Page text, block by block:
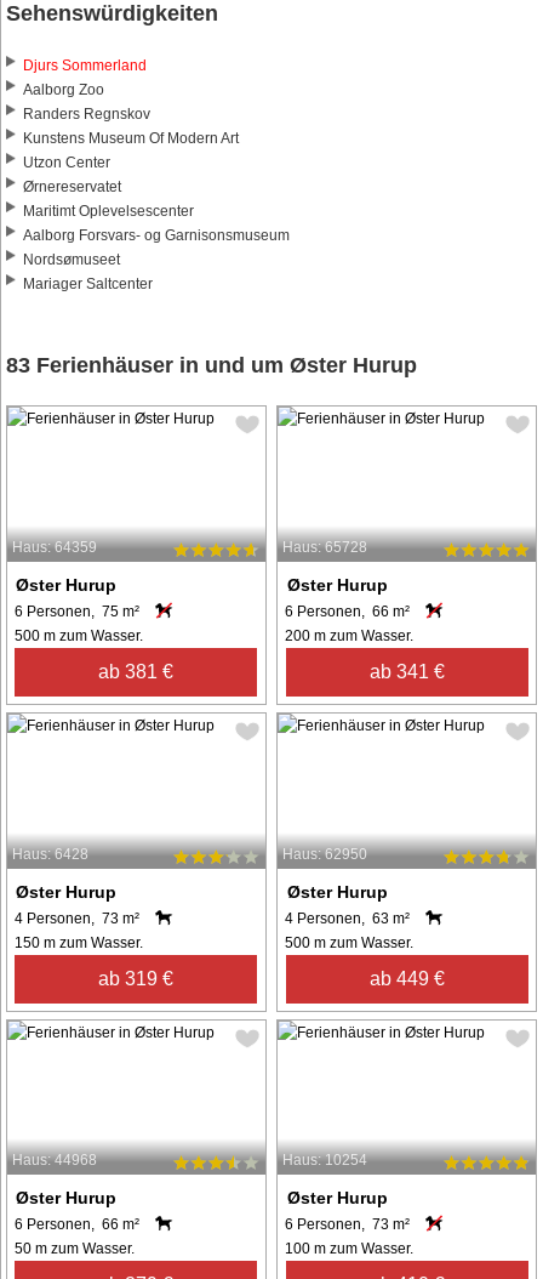
Sehenswürdigkeiten
Djurs Sommerland
Aalborg Zoo
Randers Regnskov
Kunstens Museum Of Modern Art
Utzon Center
Ørnereservatet
Maritimt Oplevelsescenter
Aalborg Forsvars- og Garnisonsmuseum
Nordsømuseet
Mariager Saltcenter
83 Ferienhäuser in und um Øster Hurup
Haus: 64359
Øster Hurup
6 Personen, 75 m²
500 m zum Wasser.
ab 381 €
Haus: 65728
Øster Hurup
6 Personen, 66 m²
200 m zum Wasser.
ab 341 €
Haus: 6428
Øster Hurup
4 Personen, 73 m²
150 m zum Wasser.
ab 319 €
Haus: 62950
Øster Hurup
4 Personen, 63 m²
500 m zum Wasser.
ab 449 €
Haus: 44968
Øster Hurup
6 Personen, 66 m²
50 m zum Wasser.
Haus: 10254
Øster Hurup
6 Personen, 73 m²
100 m zum Wasser.